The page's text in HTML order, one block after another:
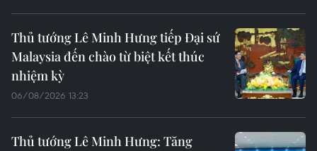
Thủ tướng Lê Minh Hưng tiếp Đại sứ
Malaysia đến chào từ biệt kết thúc
nhiệm kỳ
06/08/2026 13:23
Thủ tướng Lê Minh Hưng: Tăng